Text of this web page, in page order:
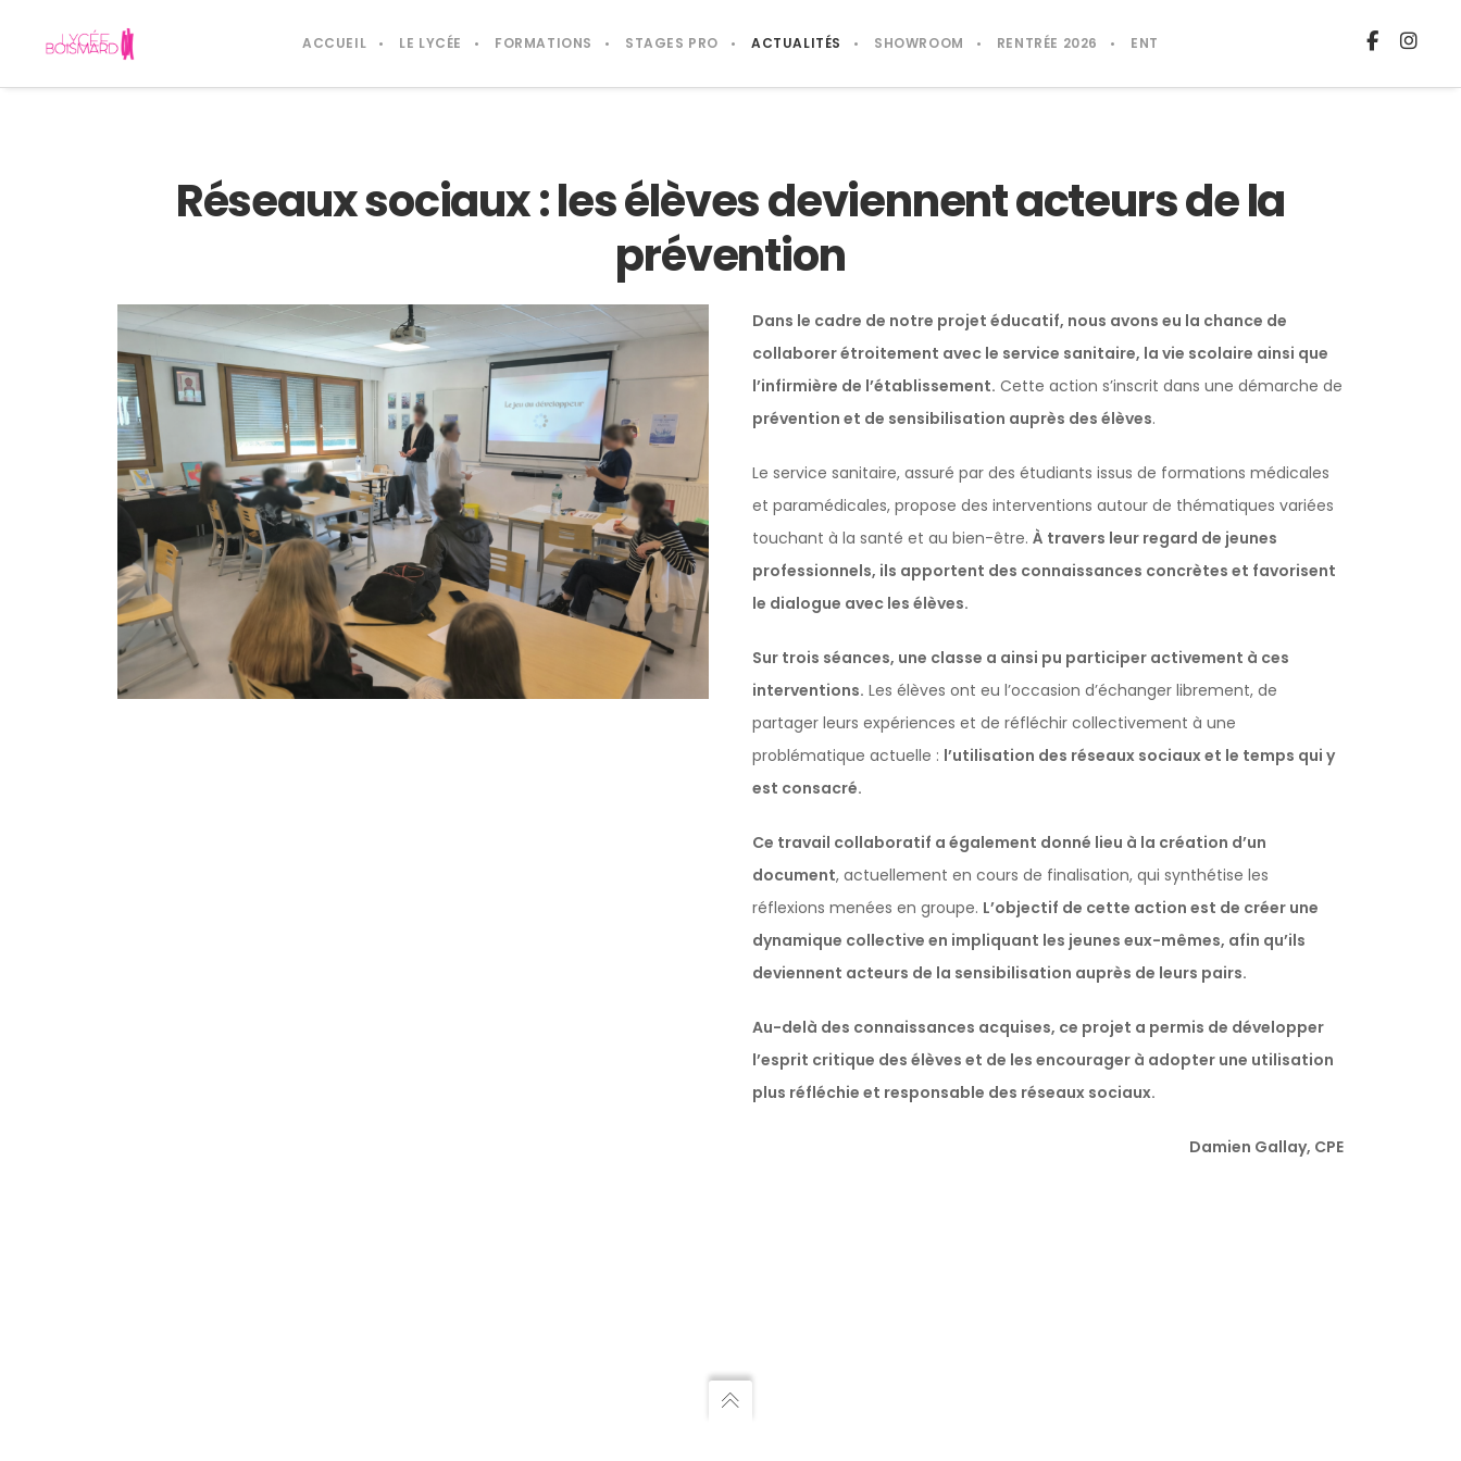
ACCUEIL LE LYCÉE FORMATIONS STAGES PRO ACTUALITÉS SHOWROOM RENTRÉE 2026 ENT
Réseaux sociaux : les élèves deviennent acteurs de la
prévention
Dans le cadre de notre projet éducatif, nous avons eu la chance de
collaborer étroitement avec le service sanitaire, la vie scolaire ainsi que
l’infirmière de l’établissement. Cette action s’inscrit dans une démarche de
prévention et de sensibilisation auprès des élèves.
Le service sanitaire, assuré par des étudiants issus de formations médicales
et paramédicales, propose des interventions autour de thématiques variées
touchant à la santé et au bien-être. À travers leur regard de jeunes
professionnels, ils apportent des connaissances concrètes et favorisent
le dialogue avec les élèves.
Sur trois séances, une classe a ainsi pu participer activement à ces
interventions. Les élèves ont eu l’occasion d’échanger librement, de
partager leurs expériences et de réfléchir collectivement à une
problématique actuelle : l’utilisation des réseaux sociaux et le temps qui y
est consacré.
Ce travail collaboratif a également donné lieu à la création d’un
document, actuellement en cours de finalisation, qui synthétise les
réflexions menées en groupe. L’objectif de cette action est de créer une
dynamique collective en impliquant les jeunes eux-mêmes, afin qu’ils
deviennent acteurs de la sensibilisation auprès de leurs pairs.
Au-delà des connaissances acquises, ce projet a permis de développer
l’esprit critique des élèves et de les encourager à adopter une utilisation
plus réfléchie et responsable des réseaux sociaux.
Damien Gallay, CPE